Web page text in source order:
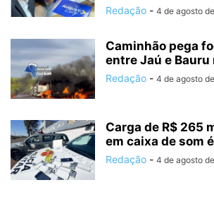
Redação - 4 de agosto
Caminhão pega
entre Jaú e Bauru
Redação - 4 de agosto
Carga de R$ 265
em caixa de som
Redação - 4 de agosto